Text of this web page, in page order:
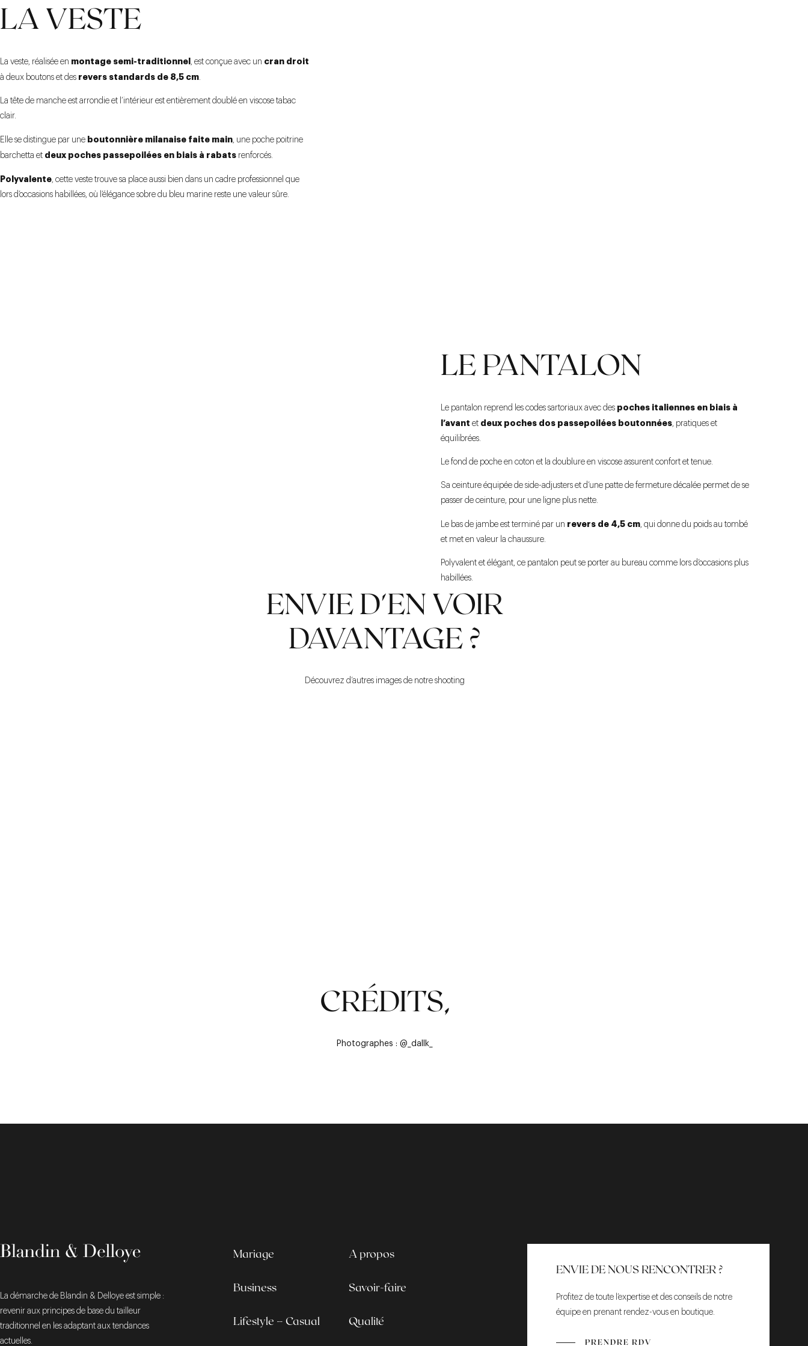
LA VESTE
La veste, réalisée en montage semi-traditionnel , est conçue avec un cran droit
à deux boutons et des revers standards de 8,5 cm.
La tête de manche est arrondie et l’intérieur est entièrement doublé en viscose tabac
clair.
Elle se distingue par une boutonnière milanaise faite main, une poche poitrine
barchetta et deux poches passepoilées en biais à rabats renforcés.
Polyvalente, cette veste trouve sa place aussi bien dans un cadre professionnel que
lors d’occasions habillées, où l’élégance sobre du bleu marine reste une valeur sûre.
LE PANTALON
Le pantalon reprend les codes sartoriaux avec des poches italiennes en biais à
l’avant et deux poches dos passepoilées boutonnées, pratiques et
équilibrées.
Le fond de poche en coton et la doublure en viscose assurent confort et tenue.
Sa ceinture équipée de side-adjusters et d’une patte de fermeture décalée permet de se
passer de ceinture, pour une ligne plus nette.
Le bas de jambe est terminé par un revers de 4,5 cm, qui donne du poids au tombé
et met en valeur la chaussure.
Polyvalent et élégant, ce pantalon peut se porter au bureau comme lors d’occasions plus
habillées.
ENVIE D'EN VOIR
DAVANTAGE ?
Découvrez d’autres images de notre shooting
CRÉDITS,
Photographes : @_dallk_
La démarche de Blandin & Delloye est simple :
revenir aux principes de base du tailleur
traditionnel en les adaptant aux tendances
actuelles.
Mariage
Business
Lifestyle – Casual
A propos
Savoir-faire
Qualité
ENVIE DE NOUS RENCONTRER ?
Profitez de toute l’expertise et des conseils de notre
équipe en prenant rendez-vous en boutique.
PRENDRE RDV